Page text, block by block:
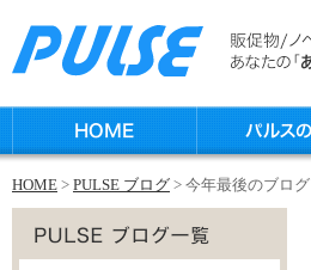
HOME > PULSE ブログ > 今年最後のブログ